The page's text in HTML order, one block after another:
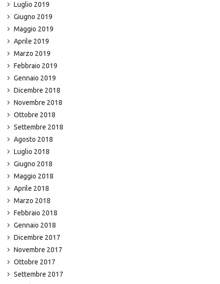
Luglio 2019
Giugno 2019
Maggio 2019
Aprile 2019
Marzo 2019
Febbraio 2019
Gennaio 2019
Dicembre 2018
Novembre 2018
Ottobre 2018
Settembre 2018
Agosto 2018
Luglio 2018
Giugno 2018
Maggio 2018
Aprile 2018
Marzo 2018
Febbraio 2018
Gennaio 2018
Dicembre 2017
Novembre 2017
Ottobre 2017
Settembre 2017